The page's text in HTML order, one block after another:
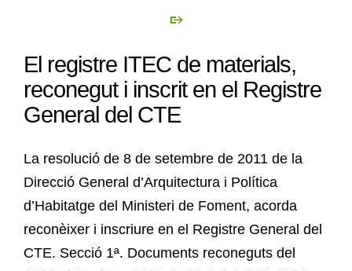
El registre ITEC de materials,
reconegut i inscrit en el Registre
General del CTE
La resolució de 8 de setembre de 2011 de la
Direcció General d’Arquitectura i Política
d’Habitatge del Ministeri de Foment, acorda
reconèixer i inscriure en el Registre General del
CTE. Secció 1ª. Documents reconeguts del